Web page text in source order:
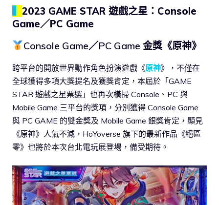
2023 GAME STAR 遊戲之星：Console
Game／PC Game
Console Game／PC Game 金獎《原神》
跨平台的開放世界動作角色扮演遊戲《原神》，不僅在
全球獲得多項大獎提名及獲獎肯定，本屆於「GAME
STAR 遊戲之星票選」也再次橫掃 Console、PC 與
Mobile Game 三平台的獎項，分別獲得 Console Game
與 PC GAME 的雙金獎及 Mobile Game 銀獎肯定，顯見
《原神》人氣不減，HoYoverse 旗下的最新作品《絕區
零》也將於本次台北電玩展登場，備受期待。